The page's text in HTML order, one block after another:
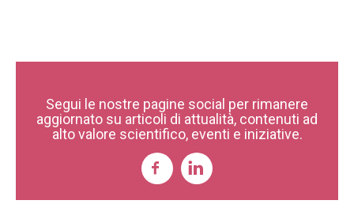
Segui le nostre pagine social per rimanere
aggiornato su articoli di attualità, contenuti ad
alto valore scientifico, eventi e iniziative.